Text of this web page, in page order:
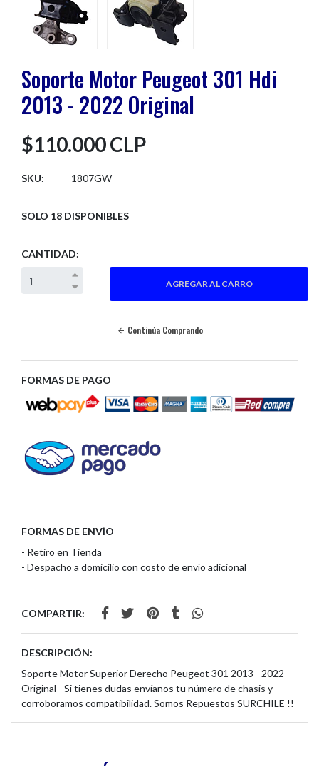
Soporte Motor Peugeot 301 Hdi
2013 - 2022 Original
$110.000 CLP
SKU: 1807GW
SOLO 18 DISPONIBLES
CANTIDAD:
Continúa Comprando
FORMAS DE PAGO
FORMAS DE ENVÍO
- Retiro en Tienda
- Despacho a domicilio con costo de envío adicional
COMPARTIR:
DESCRIPCIÓN:
Soporte Motor Superior Derecho Peugeot 301 2013 - 2022
Original - Si tienes dudas envíanos tu número de chasis y
corroboramos compatibilidad. Somos Repuestos SURCHILE !!